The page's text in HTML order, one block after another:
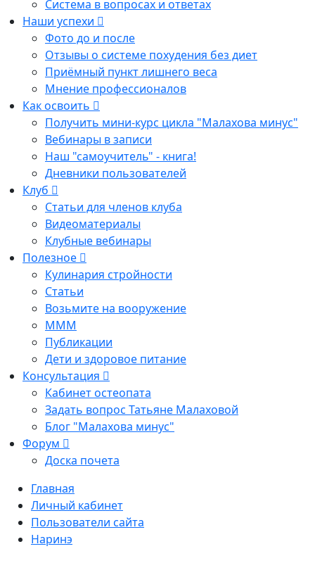
Система в вопросах и ответах
Наши успехи
Фото до и после
Отзывы о системе похудения без диет
Приёмный пункт лишнего веса
Мнение профессионалов
Как освоить
Получить мини-курс цикла "Малахова минус"
Вебинары в записи
Наш "самоучитель" - книга!
Дневники пользователей
Клуб
Статьи для членов клуба
Видеоматериалы
Клубные вебинары
Полезное
Кулинария стройности
Статьи
Возьмите на вооружение
МММ
Публикации
Дети и здоровое питание
Консультация
Кабинет остеопата
Задать вопрос Татьяне Малаховой
Блог "Малахова минус"
Форум
Доска почета
Главная
Личный кабинет
Пользователи сайта
Наринэ